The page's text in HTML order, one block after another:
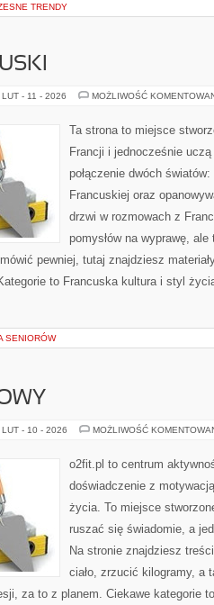
TRENDY
LUT - 11 - 2026 MOŻLIWOŚĆ
Ta strona to miejsce
Francji i jednocześnie
połączenie dwóch
Francuskiej oraz
drzwi w rozmowach z
pomysłów na wyprawę,
pewniej, tutaj znajdziesz
to Francuska kultura i styl
SENIORÓW
LUT - 10 - 2026 MOŻLIWOŚĆ
o2fit.pl to centrum
doświadczenie z
życia. To miejsce
ruszać się świadomie, a
Na stronie znajdziesz
ciało, zrzucić kilogramy, a
za to z planem. Ciekawe kategorie